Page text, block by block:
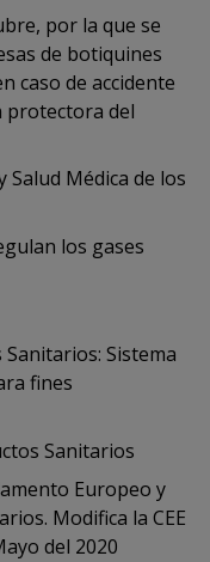
por la que se
de botiquines
caso de accidente
protectora del
Salud Médica de los
los gases
Sanitarios: Sistema
fines
Sanitarios
Europeo y
Modifica la CEE
del 2020